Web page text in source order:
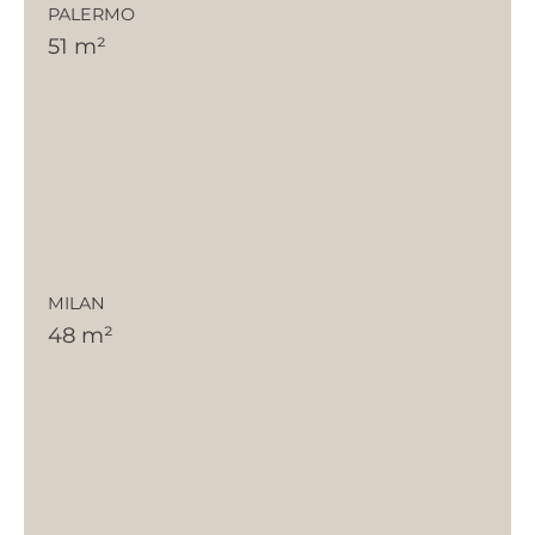
PALERMO
51 m²
MILAN
48 m²